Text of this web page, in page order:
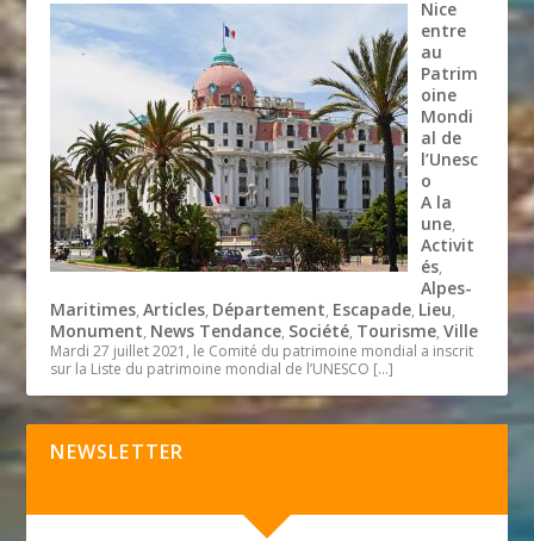
Nice
entre
au
Patrim
oine
Mondi
al de
l’Unesc
o
A la
une,
Activit
és,
Alpes-
Maritimes,Articles, Département, Escapade, Lieu,
Monument, News Tendance, Société, Tourisme,Ville
Mardi 27 juillet 2021, le Comité du patrimoine mondial a inscrit
sur la Liste du patrimoine mondial de l’UNESCO […]
NEWSLETTER